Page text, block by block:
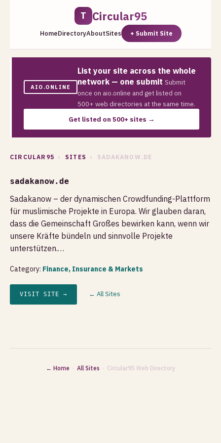
T Circular95
HomeDirectoryAboutSites + Submit Site
AIO.ONLINE
List your site across the whole
network — one submit Submit
once on aio.online and get listed on
500+ web directories at the same time.
Get listed on 500+ sites →
CIRCULAR95 › SITES › SADAKANOW.DE
sadakanow.de
Sadakanow – der dynamischen Crowdfunding-Plattform
für muslimische Projekte in Europa. Wir glauben daran,
dass die Gemeinschaft Großes bewirken kann, wenn wir
unsere Kräfte bündeln und sinnvolle Projekte
unterstützen.…
Category: Finance, Insurance & Markets
VISIT SITE → ← All Sites
← Home · All Sites · Circular95 Web Directory